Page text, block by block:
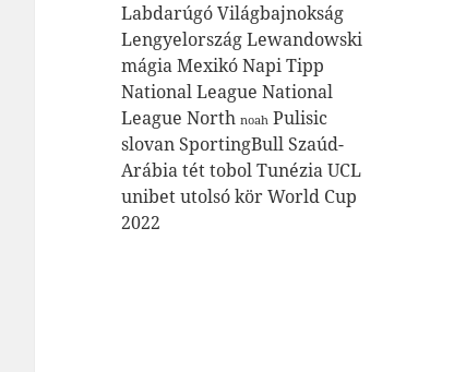
Labdarúgó Világbajnokság
LengyelországLewandowski
mágiaMexikóNapi Tipp
National League National
League North noah Pulisic
slovan SportingBull Szaúd-
ArábiatéttobolTunéziaUCL
unibetutolsó körWorld Cup
2022